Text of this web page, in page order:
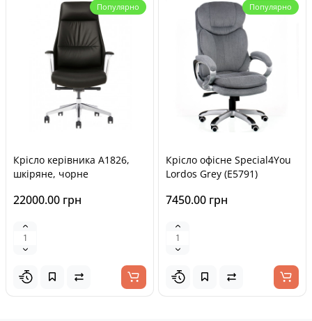
Популярно
Крісло керівника A1826,
шкіряне, чорне
22000.00 грн
Популярно
Крісло офісне Special4You
Lordos Grey (E5791)
7450.00 грн